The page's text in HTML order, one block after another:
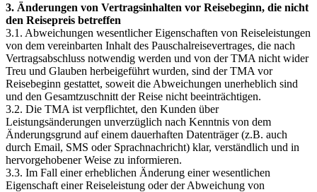
3. Änderungen von Vertragsinhalten vor Reisebeginn, die nicht
den Reisepreis betreffen
3.1. Abweichungen wesentlicher Eigenschaften von Reiseleistungen
von dem vereinbarten Inhalt des Pauschalreisevertrages, die nach
Vertragsabschluss notwendig werden und von der TMA nicht wider
Treu und Glauben herbeigeführt wurden, sind der TMA vor
Reisebeginn gestattet, soweit die Abweichungen unerheblich sind
und den Gesamtzuschnitt der Reise nicht beeinträchtigen.
3.2. Die TMA ist verpflichtet, den Kunden über
Leistungsänderungen unverzüglich nach Kenntnis von dem
Änderungsgrund auf einem dauerhaften Datenträger (z.B. auch
durch Email, SMS oder Sprachnachricht) klar, verständlich und in
hervorgehobener Weise zu informieren.
3.3. Im Fall einer erheblichen Änderung einer wesentlichen
Eigenschaft einer Reiseleistung oder der Abweichung von